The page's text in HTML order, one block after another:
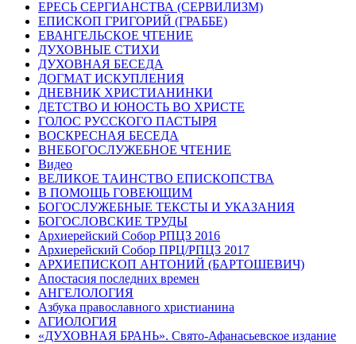
ЕРЕСЬ СЕРГИАНСТВА (СЕРВИЛИЗМ)
ЕПИСКОП ГРИГОРИЙ (ГРАББЕ)
ЕВАНГЕЛЬСКОЕ ЧТЕНИЕ
ДУХОВНЫЕ СТИХИ
ДУХОВНАЯ БЕСЕДА
ДОГМАТ ИСКУПЛЕНИЯ
ДНЕВНИК ХРИСТИАНИНКИ
ДЕТСТВО И ЮНОСТЬ ВО ХРИСТЕ
ГОЛОС РУССКОГО ПАСТЫРЯ
ВОСКРЕСНАЯ БЕСЕДА
ВНЕБОГОСЛУЖЕБНОЕ ЧТЕНИЕ
Видео
ВЕЛИКОЕ ТАИНСТВО ЕПИСКОПСТВА
В ПОМОЩЬ ГОВЕЮЩИМ
БОГОСЛУЖЕБНЫЕ ТЕКСТЫ И УКАЗАНИЯ
БОГОСЛОВСКИЕ ТРУДЫ
Архиерейский Собор РПЦЗ 2016
Архиерейский Собор ПРЦ/РПЦЗ 2017
АРХИЕПИСКОП АНТОНИЙ (БАРТОШЕВИЧ)
Апостасия последних времен
АНГЕЛОЛОГИЯ
Азбука православного христианина
АГИОЛОГИЯ
«ДУХОВНАЯ БРАНЬ». Свято-Афанасьевское издание